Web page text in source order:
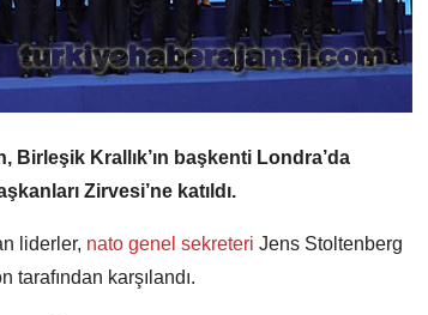
Krallık’ın başkenti Londra’da
Zirvesi’ne katıldı.
liderler, nato genel sekreteri Jens Stoltenberg
tarafından karşılandı.